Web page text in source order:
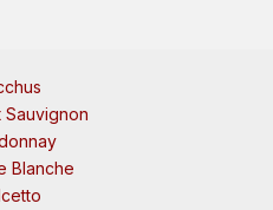
Sauvignon
Blanche